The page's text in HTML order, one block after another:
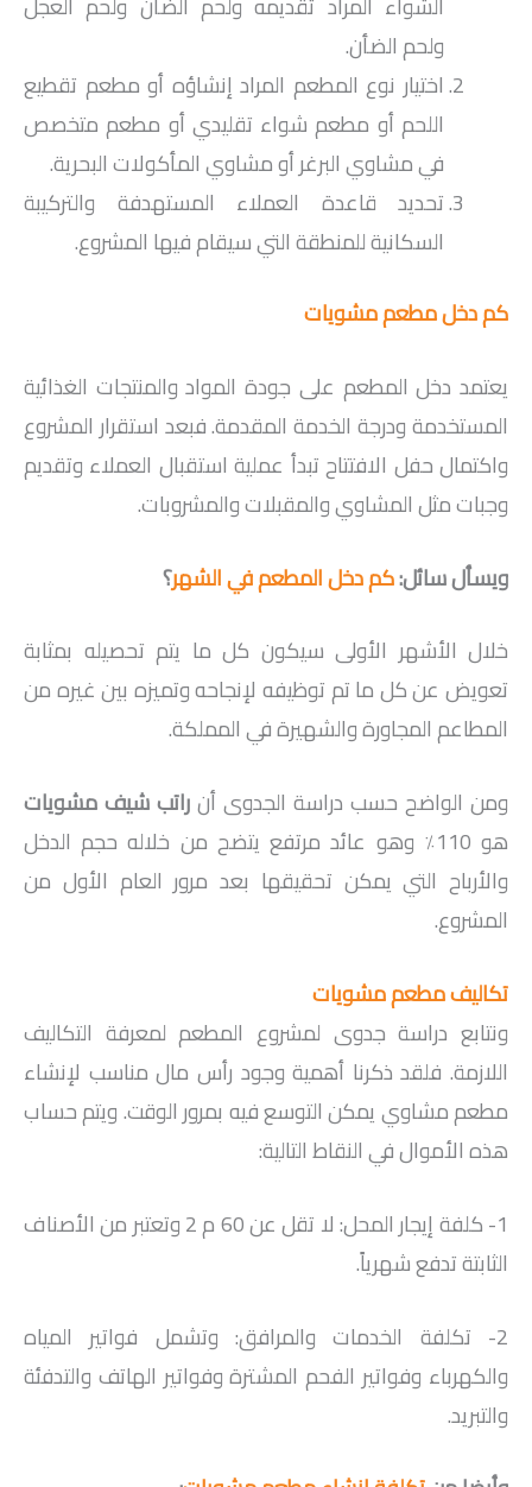
ولحم الضأن.
اختيار نوع المطعم المراد إنشاؤه أو مطعم تقطيع
اللحم أو مطعم شواء تقليدي أو مطعم متخصص
في مشاوي البرغر أو مشاوي المأكولات البحرية.
تحديد قاعدة العملاء المستهدفة والتركيبة
السكانية للمنطقة التي سيقام فيها المشروع.
كم دخل مطعم مشويات
يعتمد دخل المطعم على جودة المواد والمنتجات الغذائية
المستخدمة ودرجة الخدمة المقدمة. فبعد استقرار المشروع
واكتمال حفل الافتتاح تبدأ عملية استقبال العملاء وتقديم
وجبات مثل المشاوي والمقبلات والمشروبات.
ويسأل سائل:كم دخل المطعم في الشهر؟
خلال الأشهر الأولى سيكون كل ما يتم تحصيله بمثابة
تعويض عن كل ما تم توظيفه لإنجاحه وتميزه بين غيره من
المطاعم المجاورة والشهيرة في المملكة.
ومن الواضح حسب دراسة الجدوى أنراتب شيف مشويات
هو 110٪ وهو عائد مرتفع يتضح من خلاله حجم الدخل
والأرباح التي يمكن تحقيقها بعد مرور العام الأول من
المشروع.
تكاليف مطعم مشويات
ونتابع دراسة جدوى لمشروع المطعم لمعرفة التكاليف
اللازمة. فلقد ذكرنا أهمية وجود رأس مال مناسب لإنشاء
مطعم مشاوي يمكن التوسع فيه بمرور الوقت. ويتم حساب
هذه الأموال في النقاط التالية:
1- كلفة إيجار المحل: لا تقل عن 60 م 2 وتعتبر من الأصناف
الثابتة تدفع شهرياً.
2- تكلفة الخدمات والمرافق: وتشمل فواتير المياه
والكهرباء وفواتير الفحم المشترة وفواتير الهاتف والتدفئة
والتبريد.